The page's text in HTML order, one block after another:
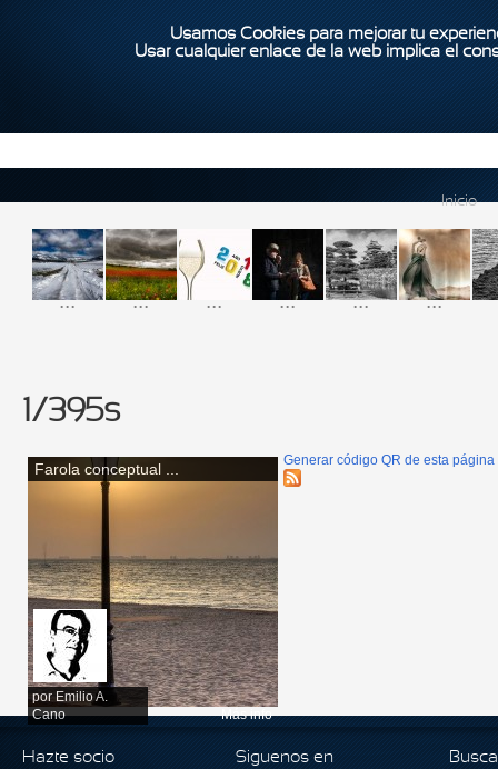
Usamos Cookies para mejorar tu
Usar cualquier enlace de la web implica el
Inicio
... ... ... ... ... ...
1/395s
Farola conceptual ...
por Emilio A.
Cano
Más info
Generar código QR de esta página
Hazte socio Siguenos en